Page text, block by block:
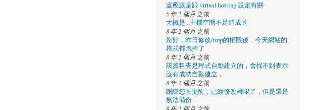
這應該是跟 virtual hosting 設定有關
5 年 2 個月之前
大概是...主機空間不足造成的
8 年 2 個月之前
您好，昨日修改/tmp的權限後，今天網站的
格式都跑掉了
8 年 2 個月之前
該資料夾是程式自動建立的，會找不到表示
沒有成功自動建立，
8 年 2 個月之前
謝謝您的提醒，已經修改權限了，但是還是
無法備份
8 年 2 個月